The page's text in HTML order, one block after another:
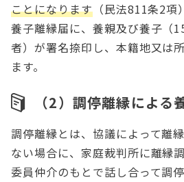
ことになります（民法811条2項
養子離縁届に、養親及び養子（
者）が署名捺印し、本籍地又は
ます。
（2）調停離縁による
調停離縁とは、協議によって離
ない場合に、家庭裁判所に離縁
委員仲介のもとで話し合って調